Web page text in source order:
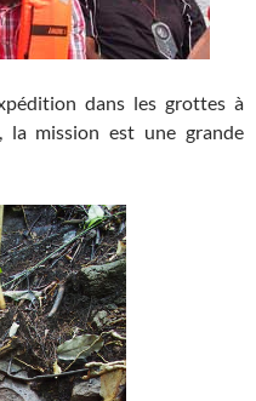
dans les grottes à
la mission est une grande